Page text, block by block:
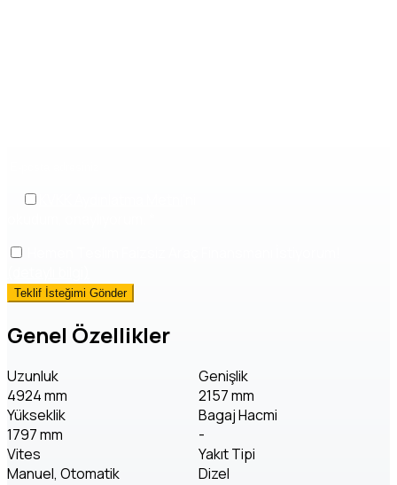
Genel Özellikler
Uzunluk
4924 mm
Genişlik
2157 mm
Yükseklik
1797 mm
Bagaj Hacmi
-
Vites
Manuel, Otomatik
Yakıt Tipi
Dizel